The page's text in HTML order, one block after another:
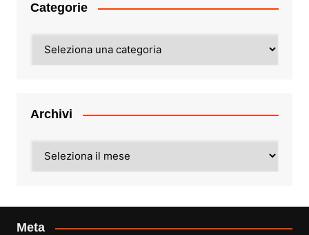
Categorie
Archivi
Meta